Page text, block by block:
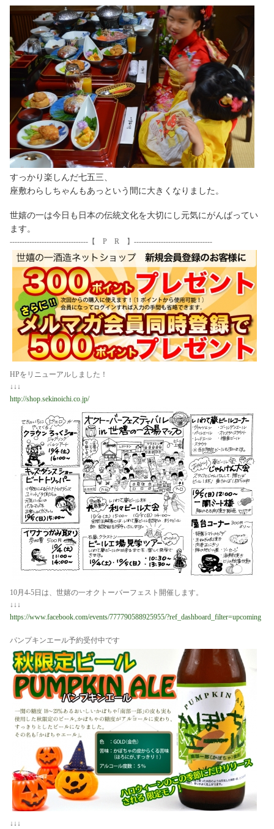
すっかり楽しんだ七五三、
座敷わらしちゃんもあっという間に大きくなりました。
世嬉の一は今日も日本の伝統文化を大切にし元気にがんばってい
ます。
--------------------------------【 P R 】 --------------------------------
HPをリニューアルしました！
↓↓↓
http://shop.sekinoichi.co.jp/
10月4-5日は、世嬉の一オクトーバーフェスト開催します。
↓↓↓
https://www.facebook.com/events/777790588925955/?ref_dashboard_filter=upcoming
パンプキンエール予約受付中です
↓↓↓